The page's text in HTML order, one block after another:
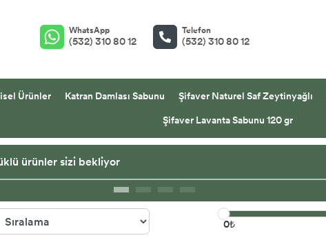
WhatsApp
(532) 310 80 12
Telefon
(532) 310 80 12
Ürünler Katran Damlası Sabunu Şifaver Naturel Saf Zeytinyağlı
Şifaver Lavanta Sabunu 120 gr
ürünler sizi bekliyor
0₺